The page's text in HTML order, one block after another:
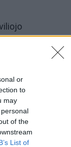
or
to
may
of the
List of